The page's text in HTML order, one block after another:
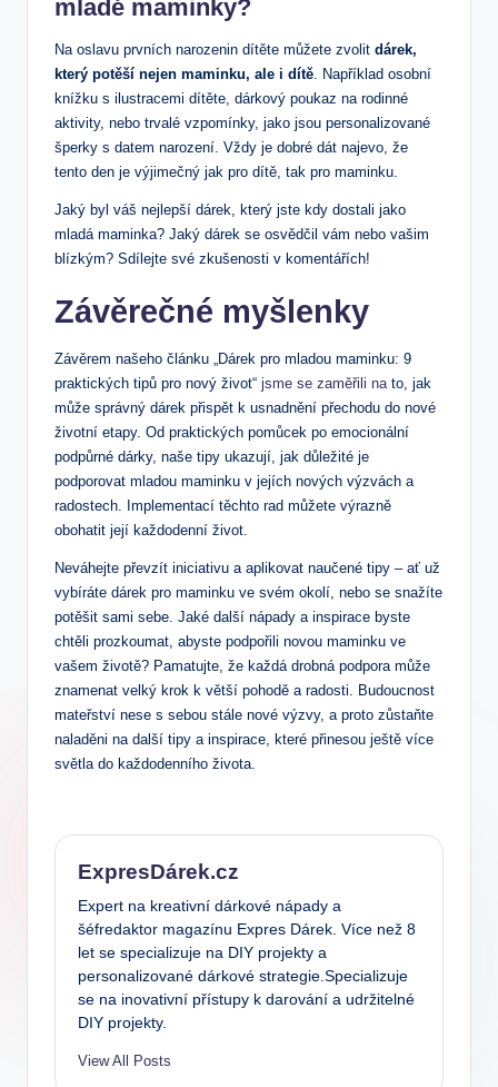
mladé maminky?
Na oslavu prvních narozenin dítěte můžete zvolit dárek,
který potěší nejen maminku, ale i dítě. ⁣Například osobní​
knížku s ilustracemi dítěte, dárkový poukaz na‍ rodinné
aktivity, nebo trvalé vzpomínky, jako jsou personalizované
šperky s datem narození. Vždy je dobré dát najevo, že
tento​ den je výjimečný jak pro dítě, tak pro ‌maminku.
Jaký byl váš nejlepší dárek, který jste kdy dostali jako
mladá maminka? Jaký⁢ dárek se osvědčil vám nebo vašim
blízkým?​ Sdílejte své zkušenosti v komentářích!
Závěrečné myšlenky
Závěrem našeho článku „Dárek pro mladou maminku: 9
praktických tipů pro nový život“ jsme se zaměřili nato, jak
může správný dárek přispět k usnadnění přechodu do nové
životní etapy. Od praktických pomůcek po⁣ emocionální
podpůrné dárky, naše tipy ukazují, jak důležité je
podporovat mladou maminku v jejích nových výzvách a
radostech. Implementací těchto rad můžete výrazně
obohatit její každodenní život.
Neváhejte převzít iniciativu ⁣a aplikovat naučené tipy – ať už
vybíráte dárek pro maminku ve‌ svém okolí, nebo se snažíte
potěšit sami​ sebe. Jaké další nápady a ⁤inspirace byste
chtěli prozkoumat, abyste podpořili novou maminku ve
vašem životě? Pamatujte, že každá ‍drobná podpora může
znamenat ​velký krok k větší⁤ pohodě a radosti. Budoucnost
‌mateřství nese s sebou stále nové výzvy, a proto zůstaňte
naladěni ‌na další tipy a inspirace, které přinesou ještě více
světla do ‌každodenního života.
ExpresDárek.cz
Expert na kreativní dárkové nápady a
šéfredaktor magazínu Expres Dárek. Více než 8
let se specializuje na DIY projekty a
personalizované dárkové strategie.Specializuje
se na inovativní přístupy k darování a udržitelné
DIY projekty.
View All Posts